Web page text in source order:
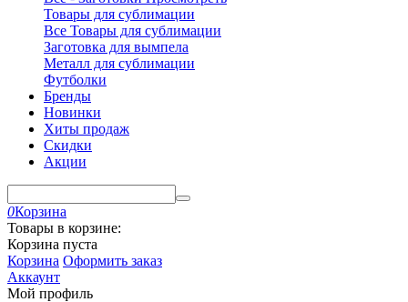
Товары для сублимации
Все Товары для сублимации
Заготовка для вымпела
Металл для сублимации
Футболки
Бренды
Новинки
Хиты продаж
Скидки
Акции
0Корзина
Товары в корзине:
Корзина пуста
Корзина Оформить заказ
Аккаунт
Мой профиль